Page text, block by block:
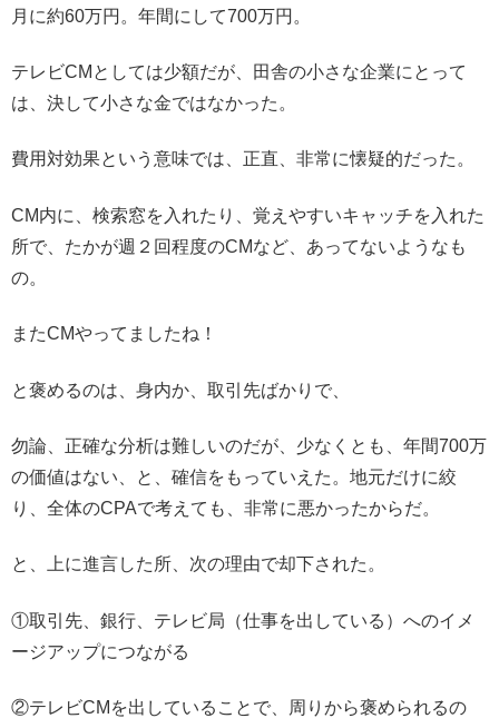
月に約60万円。年間にして700万円。
テレビCMとしては少額だが、田舎の小さな企業にとって
は、決して小さな金ではなかった。
費用対効果という意味では、正直、非常に懐疑的だった。
CM内に、検索窓を入れたり、覚えやすいキャッチを入れた
所で、たかが週２回程度のCMなど、あってないようなも
の。
またCMやってましたね！
と褒めるのは、身内か、取引先ばかりで、
勿論、正確な分析は難しいのだが、少なくとも、年間700万
の価値はない、と、確信をもっていえた。地元だけに絞
り、全体のCPAで考えても、非常に悪かったからだ。
と、上に進言した所、次の理由で却下された。
①取引先、銀行、テレビ局（仕事を出している）へのイメ
ージアップにつながる
②テレビCMを出していることで、周りから褒められるの